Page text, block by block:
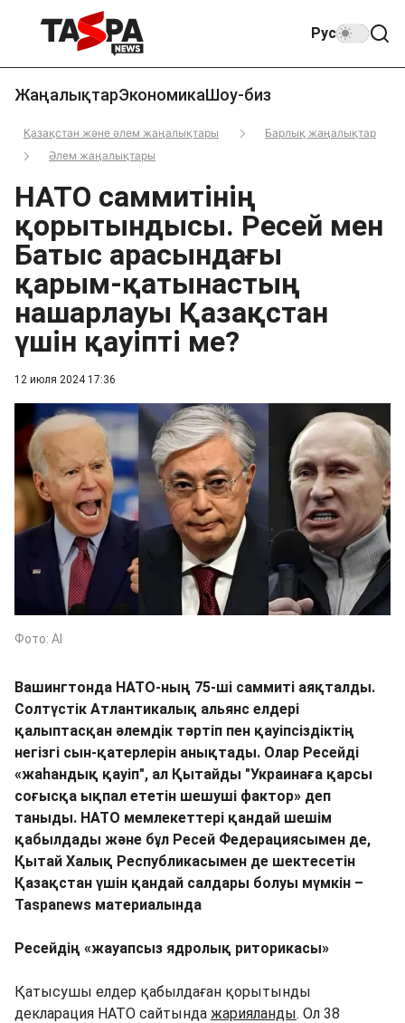
Рус
ЖаңалықтарЭкономикаШоу-биз
Қазақстан және әлем жаңалықтары
Барлық жаңалықтар
Әлем жаңалықтары
12 июля 2024 17:36
НАТО саммитінің
қорытындысы. Ресей мен
Батыс арасындағы
қарым-қатынастың
нашарлауы Қазақстан
үшін қауіпті ме?
Фото: AI
Вашингтонда НАТО-ның 75-ші саммиті аяқталды.
Солтүстік Атлантикалық альянс елдері
қалыптасқан әлемдік тәртіп пен қауіпсіздіктің
негізгі сын-қатерлерін анықтады. Олар Ресейді
«жаһандық қауіп", ал Қытайды "Украинаға қарсы
соғысқа ықпал ететін шешуші фактор» деп
таныды. НАТО мемлекеттері қандай шешім
қабылдады және бұл Ресей Федерациясымен де,
Қытай Халық Республикасымен де шектесетін
Қазақстан үшін қандай салдары болуы мүмкін –
Taspanews материалында
Ресейдің «жауапсыз ядролық риторикасы»
Қатысушы елдер қабылдаған қорытынды
декларация НАТО сайтында жарияланды. Ол 38